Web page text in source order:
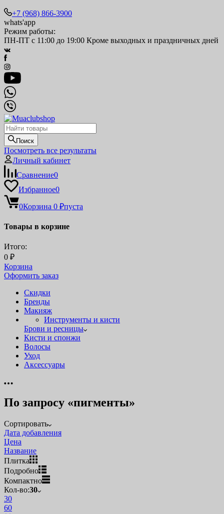
+7 (968) 866-3900
whats'app
Режим работы:
ПН-ПТ с 11:00 до 19:00 Кроме выходных и праздничных дней
Поиск
Посмотреть все результаты
Личный кабинет
Сравнение0
Избранное0
0Корзина 0 ₽пуста
Товары в корзине
Итого:
0 ₽
Корзина
Оформить заказ
Скидки
Бренды
Макияж
Инструменты и кисти
Брови и ресницы
Кисти и спонжи
Волосы
Уход
Аксессуары
По запросу «пигменты»
Сортировать
Дата добавления
Цена
Название
Плитка
Подробно
Компактно
Кол-во:30
30
60